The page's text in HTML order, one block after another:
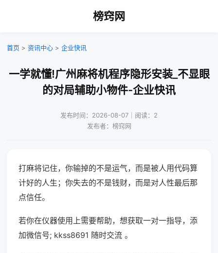
榜窍网
首页 > 资讯中心 > 企业快讯
一学就懂!广州麻将机程序隐形安装_不显眼
的对局辅助小物件-企业快讯
发布时间：2026-08-07｜阅读：2
发布者：榜窍网
打麻将记住，你输掉的不是运气，而是被人用代码算
计好的人生；你失去的不是钱财，而是对人性最后那
点信任。
若你在仪器使用上需要帮助，想获取一对一指导，添
加微信号; kkss8691 随时交流 。